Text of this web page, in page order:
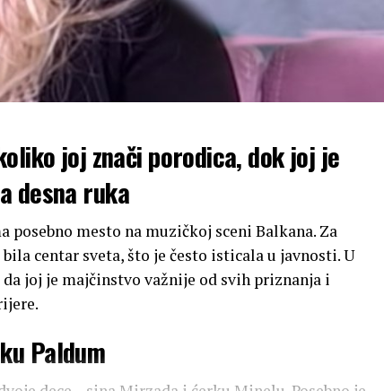
joj znači porodica, dok joj je
desna ruka
posebno mesto na muzičkoj sceni Balkana. Za
centar sveta, što je često isticala u javnosti. U
joj je majčinstvo važnije od svih priznanja i
Paldum